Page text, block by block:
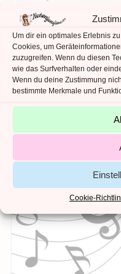
Um dir ein optimales Erlebnis
Cookies, um
zuzugreifen. Wenn du diesen
wie das Surfverhalten oder
Wenn du deine Zustimmung
bestimmte Merkmale und
Cookie-